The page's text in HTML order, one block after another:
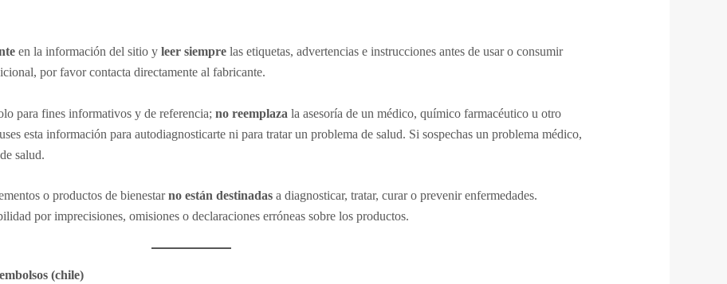
en la información del sitio y leer siemprelas etiquetas, advertencias e instrucciones antes de usar o consumir
por favor contacta directamente al fabricante.
para fines informativos y de referencia; no reemplaza la asesoría de un médico, químico farmacéutico u otro
esta información para autodiagnosticarte ni para tratar un problema de salud. Si sospechas un problema médico,
salud.
o productos de bienestarno están destinadasa diagnosticar, tratar, curar o prevenir enfermedades.
por imprecisiones, omisiones o declaraciones erróneas sobre los productos.
(chile)